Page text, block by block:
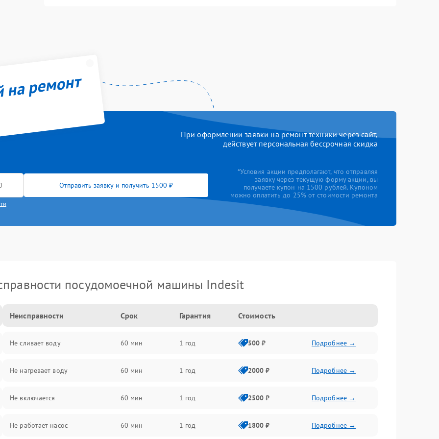
ремонт
При оформлении заявки на ремонт техники через сайт,
действует персональная бессрочная скидка
Отправить заявку и получить 1500 ₽
*Условия акции предполагают, что отправляя
заявку через текущую форму акции, вы
получаете купон на 1500 рублей. Купоном
можно оплатить до 25% от стоимости ремонта
посудомоечной машины Indesit
Неисправности Срок Гарантия Стоимость
Не сливает воду 60 мин 1 год 500 ₽ Подробнее →
Не нагревает воду 60 мин 1 год 2000 ₽ Подробнее →
Не включается 60 мин 1 год 2500 ₽ Подробнее →
Не работает насос 60 мин 1 год 1800 ₽ Подробнее →